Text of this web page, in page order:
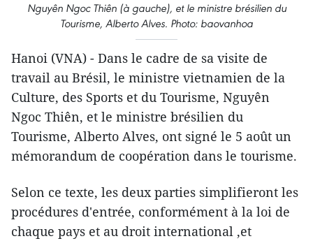
Nguyên Ngoc Thiên (à gauche), et le ministre brésilien du
Tourisme, Alberto Alves. Photo: baovanhoa
Hanoi (VNA) - Dans le cadre de sa visite de
travail au Brésil, le ministre vietnamien de la
Culture, des Sports et du Tourisme, Nguyên
Ngoc Thiên, et le ministre brésilien du
Tourisme, Alberto Alves, ont signé le 5 août un
mémorandum de coopération dans le tourisme.
Selon ce texte, les deux parties simplifieront les
procédures d'entrée, conformément à la loi de
chaque pays et au droit international ,et